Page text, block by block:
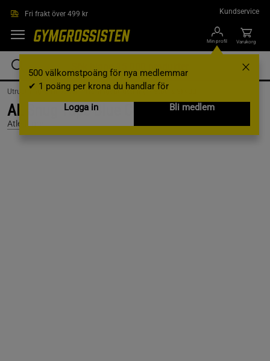
Fri frakt över 499 kr Kundservice
Min profil
500 välkomstpoäng för nya medlemmar
✔ 1 poäng per krona du handlar för
Logga in
Bli medlem
Varukorg
Utrustning & Tillbehör / Träningsutrustning / Stöd & Skydd
AL Snug Tape Blue Cotton 1-Pack
Atletlagret